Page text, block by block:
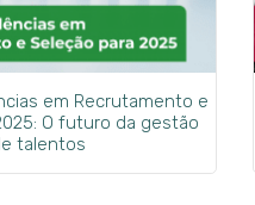
em Recrutamento e
O futuro da gestão
talentos